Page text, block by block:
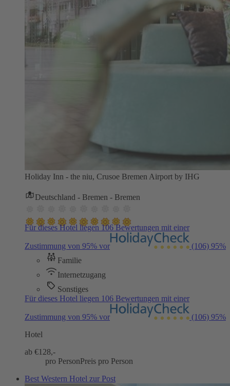
Holiday Inn - the niu, Crusoe Bremen Airport by IHG
Deutschland - Bremen - Bremen
Für dieses Hotel liegen 106 Bewertungen mit einer
Zustimmung von 95% vor (106) 95%
Familie
Internetzugang
Sonstiges
Für dieses Hotel liegen 106 Bewertungen mit einer
Zustimmung von 95% vor (106) 95%
Hotel
ab €128,-
pro PersonPreis pro Person
Best Western Hotel zur Post